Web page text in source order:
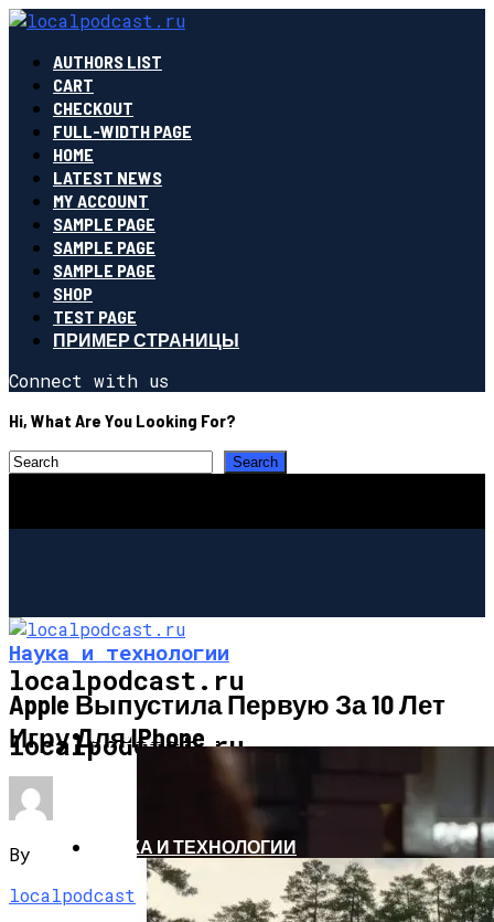
AUTHORS LIST
CART
CHECKOUT
FULL-WIDTH PAGE
HOME
LATEST NEWS
MY ACCOUNT
SAMPLE PAGE
SAMPLE PAGE
SAMPLE PAGE
SHOP
TEST PAGE
ПРИМЕР СТРАНИЦЫ
Connect with us
Hi, What Are You Looking For?
localpodcast.ru
localpodcast.ru
ШОУ-БИЗНЕС
НАУКА И ТЕХНОЛОГИИ
Наука и технологии
Apple Выпустила Первую За 10 Лет
Игру Для IPhone
By
localpodcast